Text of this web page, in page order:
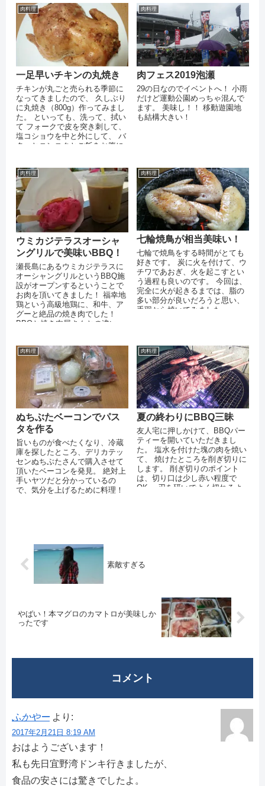
肉料理
一足早いチキンの丸焼き
チキンが丸ごと売られる季節に
なってきましたので、 久しぶり
に丸焼き（800g）作ってみまし
た。 といっても、洗って、拭い
て フォークで皮を突き刺して、
塩コショウを中と外にして、 バ
ターとニンニクとご飯をお腹に
肉料理
肉フェス2019泡瀬
29の日なのでイベントへ！ 小雨
だけど運動公園めっちゃ混んで
ます。 美味し！！ 移動遊園地
も結構大きい！
肉料理
ウミカジテラスオーシャ
ングリルで美味いBBQ！
瀬長島にあるウミカジテラスに
オーシャングリルというBBQ施
設がオープンするということで
お肉を頂いてきました！ 福幸地
鶏という高級地鶏に、和牛、ア
グーと絶品の焼き肉でした！
BBQと焼き肉屋さんとの違い
肉料理
七輪焼鳥が相当美味い！
七輪で焼鳥をする時間がとても
好きです。 炭に火を付けて、ウ
チワであおぎ、火を起こすとい
う過程も良いのです。 今回は、
完全に火が起きるまでは、脂の
多い部分が良いだろうと思い、
手羽から焼いてみました。
肉料理
ぬちぶたベーコンでパス
タを作る
旨いものが食べたくなり、冷蔵
庫を探したところ、デリカテッ
センぬちぶたさんで購入させて
頂いたベーコンを発見。 絶対上
手いヤツだと分かっているの
で、気分を上げるために料理！
肉料理
夏の終わりにBBQ三昧
友人宅に押しかけて、BBQパー
ティーを開いていただきまし
た。 塩水を付けた塊の肉を焼い
て、 焼けたところを削ぎ切りに
します。 削ぎ切りのポイント
は、切り口は少し赤い程度で
OK。 刃を研いでよく切れるよ
素敵すぎる
やばい！本マグロのカマトロが美味しか
ったです
コメント
ふかやー より:
2017年2月21日 8:19 AM
おはようございます！
私も先日宜野湾ドンキ行きましたが、
食品の安さには驚きでしたよ。